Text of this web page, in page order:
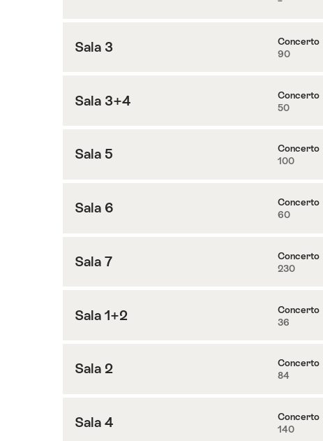
Kreis
Sala 3
Contenuti
Sala
Concerto
90
Sala 3+4
Contenuti
Sala
Concerto
50
Sala 5
Contenuti
Sala
Concerto
100
Sala 6
Contenuti
Sala
Concerto
60
Sala 7
Contenuti
Sala
Concerto
230
Sala 1+2
Contenuti
Sala
Concerto
36
Sala 2
Contenuti
Sala
Concerto
84
Sala 4
Contenuti
Concerto
140